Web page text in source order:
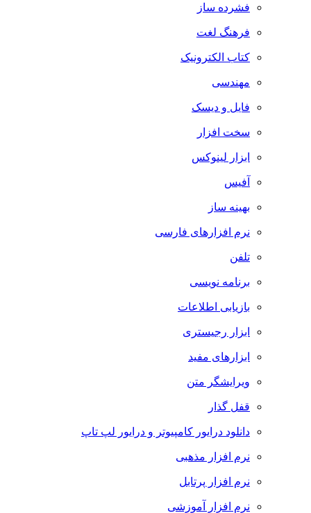
فشرده ساز
فرهنگ لغت
کتاب الکترونیک
مهندسی
فایل و دیسک
سخت افزار
ابزار لینوکس
آفیس
بهینه ساز
نرم افزارهای فارسی
تلفن
برنامه نویسی
بازیابی اطلاعات
ابزار رجیستری
ابزارهای مفید
ویرایشگر متن
قفل گذار
دانلود درایور کامپیوتر و درایور لپ تاپ
نرم افزار مذهبی
نرم افزار پرتابل
نرم افزار آموزشی